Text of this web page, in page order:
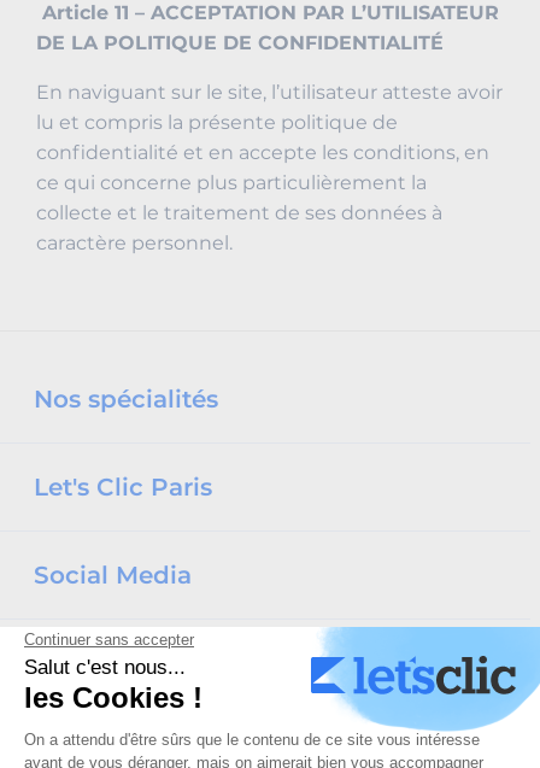
Article 11 – ACCEPTATION PAR L’UTILISATEUR
DE LA POLITIQUE DE CONFIDENTIALITÉ
En naviguant sur le site, l’utilisateur atteste avoir
lu et compris la présente politique de
confidentialité et en accepte les conditions, en
ce qui concerne plus particulièrement la
collecte et le traitement de ses données à
caractère personnel.
Nos spécialités
Let's Clic Paris
Social Media